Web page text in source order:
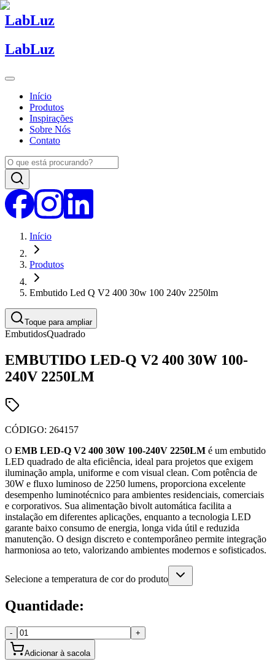
LabLuz
LabLuz
Início
Produtos
Inspirações
Sobre Nós
Contato
Início
Produtos
Embutido Led Q V2 400 30w 100 240v 2250lm
Toque para ampliar
EmbutidosQuadrado
EMBUTIDO LED-Q V2 400 30W 100-
240V 2250LM
CÓDIGO: 264157
O EMB LED-Q V2 400 30W 100-240V 2250LM é um embutido
LED quadrado de alta eficiência, ideal para projetos que exigem
iluminação ampla, uniforme e com visual clean. Com potência de
30W e fluxo luminoso de 2250 lumens, proporciona excelente
desempenho luminotécnico para ambientes residenciais, comerciais
e corporativos. Sua alimentação bivolt automática facilita a
instalação em diferentes aplicações, enquanto a tecnologia LED
garante baixo consumo de energia, longa vida útil e reduzida
manutenção. O design discreto e contemporâneo permite integração
harmoniosa ao teto, valorizando ambientes modernos e sofisticados.
Selecione a temperatura de cor do produto
Quantidade:
- +
Adicionar à sacola